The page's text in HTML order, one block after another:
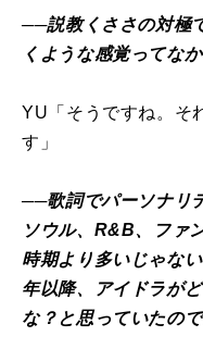
──説教くささの対極
くような感覚ってな
YU「そうですね。そ
す」
──歌詞でパーソナリ
ソウル、R&B、ファ
時期より多いじゃな
年以降、アイドラが
な？と思っていたので